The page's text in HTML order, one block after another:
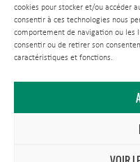
cookies pour stocker et/ou accéder
consentir à ces technologies nous
comportement de navigation ou les
consentir ou de retirer son
caractéristiques et fonctions.